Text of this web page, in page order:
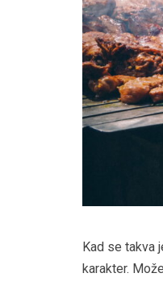
Kad se takva
karakter.